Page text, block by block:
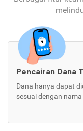
Pencairan Dana
Dana hanya dapat
sesuai dengan nama